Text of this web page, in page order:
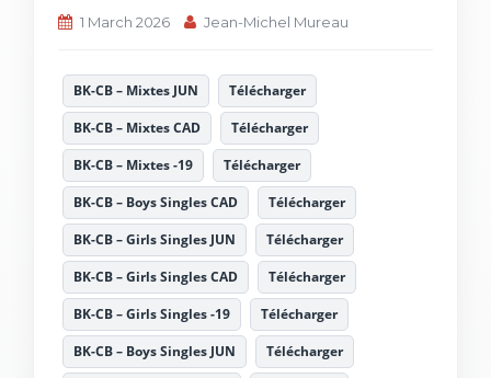
1 March 2026 Jean-Michel Mureau
BK-CB – Mixtes JUN
Télécharger
BK-CB – Mixtes CAD
Télécharger
BK-CB – Mixtes -19
Télécharger
BK-CB – Boys Singles CAD
Télécharger
BK-CB – Girls Singles JUN
Télécharger
BK-CB – Girls Singles CAD
Télécharger
BK-CB – Girls Singles -19
Télécharger
BK-CB – Boys Singles JUN
Télécharger